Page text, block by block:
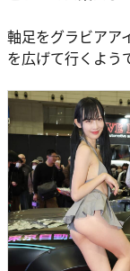
軸足をグラビアア
を広げて行くよう